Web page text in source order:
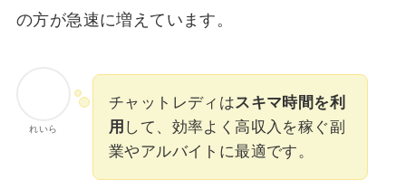
の方が急速に増えています。
れいら
チャットレディはスキマ時間を利
用 して、効率よく高収入を稼ぐ副
業やアルバイトに最適です。